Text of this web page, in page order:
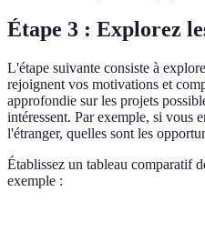
Étape 3 : Explorez
L'étape suivante consiste à
rejoignent vos motivations et
approfondie sur les projets
intéressent. Par exemple, si vous
l'étranger, quelles sont les
Établissez un tableau comparatif
exemple :